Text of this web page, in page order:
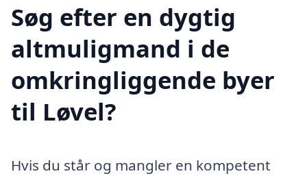
Søg efter en dygtig
altmuligmand i de
omkringliggende byer
til Løvel?
Hvis du står og mangler en kompetent